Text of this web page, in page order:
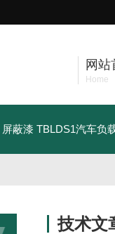
网站
Home
蔽漆 TBLDS1汽车负
技术文